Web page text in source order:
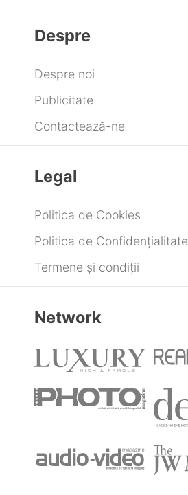
Despre
Despre noi
Publicitate
Contactează-ne
Legal
Politica de Cookies
Politica de Confidențialitate
Termene și condiții
Network